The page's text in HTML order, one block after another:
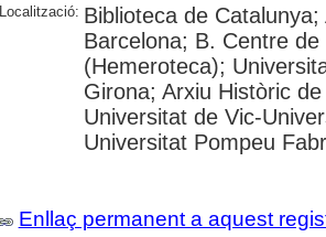
Localització: Biblioteca de
Barcelona; B. Centre
(Hemeroteca);
Girona; Arxiu Històric
Universitat de Vic-
Universitat Pompeu
Enllaç permanent a aquest